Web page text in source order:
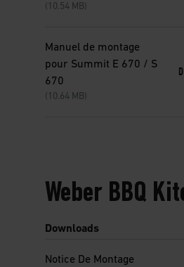
(10.54 MB)
Manuel de montage
pour Summit E 670 / S
670
(10.64 MB)
Weber BBQ
Downloads
Notice De Montage